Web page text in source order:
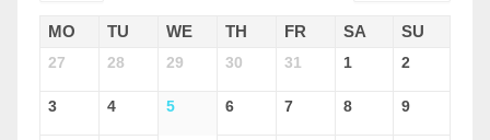
MO TU WE TH FR SA SU
27 28 29 30 31 1 2
3 4 5 6 7 8 9